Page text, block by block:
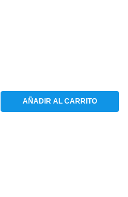
AÑADIR AL CARRITO